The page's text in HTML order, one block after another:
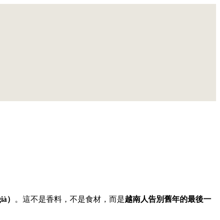
） 。這不是香料，不是食材，而是越南人告別舊年的最後一